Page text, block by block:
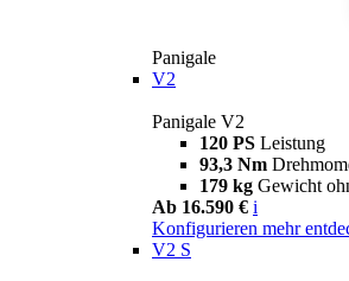
Panigale
V2
Panigale V2
120 PS Leistung
93,3 Nm
179 kg Gewicht
Ab 16.590 € i
Konfigurieren mehr
V2 S